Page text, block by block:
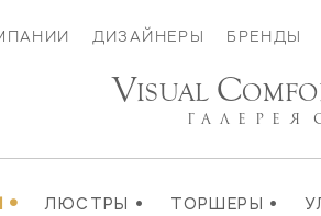
ДИЗАЙНЕРЫ БРЕНДЫ
• ЛЮСТРЫ • ТОРШЕРЫ •
VISUAL C
ГАЛЕРЕЯ